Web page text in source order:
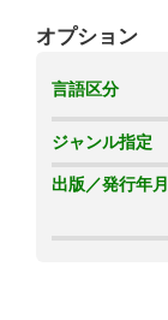
オプション
言語区分
ジャンル指定
出版／発行年月